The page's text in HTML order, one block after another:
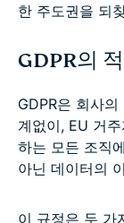
한 주도권을 되
GDPR의
GDPR은 회사
계없이, EU 거
하는 모든 조직
아닌 데이터의
이 규정은 두 가